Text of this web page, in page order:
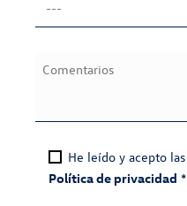
He leído y acepto las
Política de privacidad *